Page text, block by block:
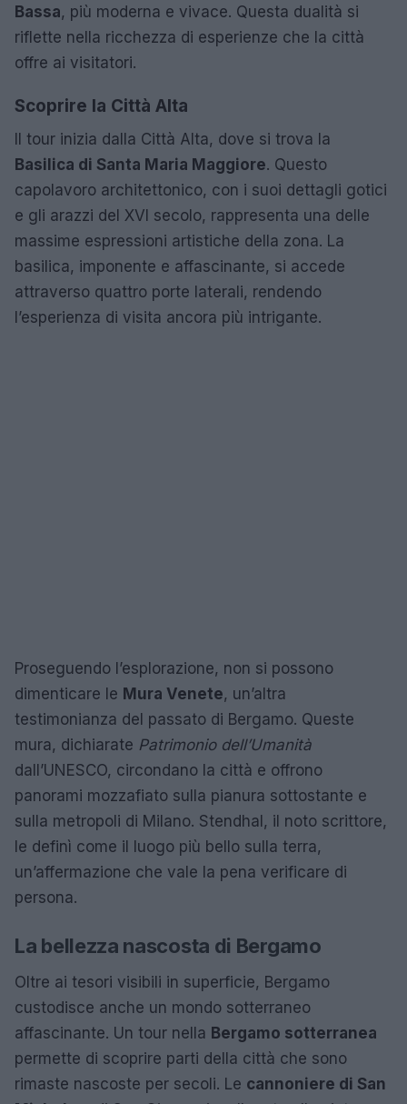
Bassa, più moderna e vivace. Questa dualità si
riflette nella ricchezza di esperienze che la città
offre ai visitatori.
Scoprire la Città Alta
Il tour inizia dalla Città Alta, dove si trova la
Basilica di Santa Maria Maggiore. Questo
capolavoro architettonico, con i suoi dettagli gotici
e gli arazzi del XVI secolo, rappresenta una delle
massime espressioni artistiche della zona. La
basilica, imponente e affascinante, si accede
attraverso quattro porte laterali, rendendo
l’esperienza di visita ancora più intrigante.
Proseguendo l’esplorazione, non si possono
dimenticare le Mura Venete, un’altra
testimonianza del passato di Bergamo. Queste
mura, dichiarate Patrimonio dell’Umanità
dall’UNESCO, circondano la città e offrono
panorami mozzafiato sulla pianura sottostante e
sulla metropoli di Milano. Stendhal, il noto scrittore,
le definì come il luogo più bello sulla terra,
un’affermazione che vale la pena verificare di
persona.
La bellezza nascosta di Bergamo
Oltre ai tesori visibili in superficie, Bergamo
custodisce anche un mondo sotterraneo
affascinante. Un tour nella Bergamo sotterranea
permette di scoprire parti della città che sono
rimaste nascoste per secoli. Le cannoniere di San